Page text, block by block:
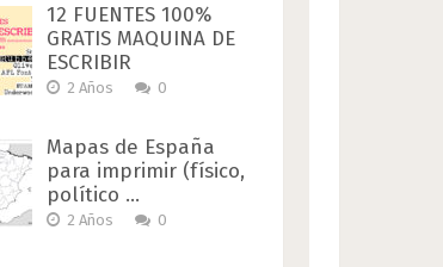
12 FUENTES 100%
GRATIS MAQUINA DE
ESCRIBIR
2 Años 0
Mapas de España
para imprimir (físico,
político …
2 Años 0